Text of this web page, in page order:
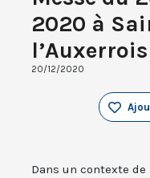
2020 à
l’Auxerrois
20/12/2020
Dans un contexte